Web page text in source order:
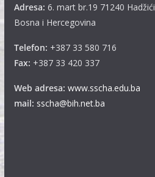
Adresa: 6. mart br.19 71240 Hadžići
Bosna i Hercegovina
Telefon: +387 33 580 716
Fax: +387 33 420 337
Web adresa: www.sscha.edu.ba
mail: sscha@bih.net.ba